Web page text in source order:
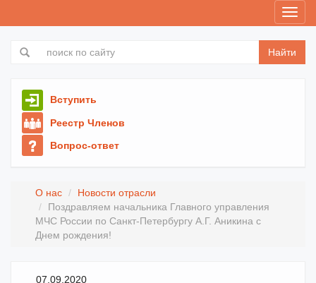
Найти
Вступить
Реестр Членов
Вопрос-ответ
О нас
Новости отрасли
Поздравляем начальника Главного управления
МЧС России по Санкт-Петербургу А.Г. Аникина с
Днем рождения!
07.09.2020